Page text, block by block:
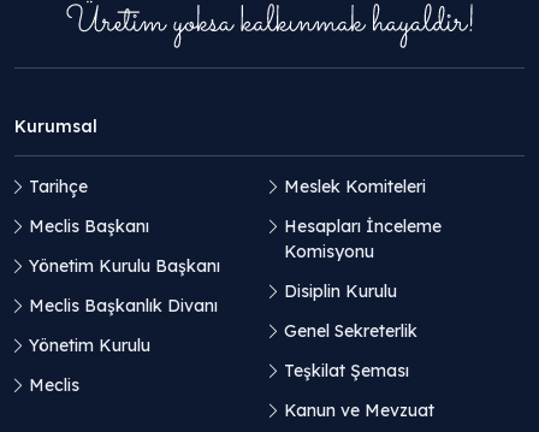
Kurumsal
Tarihçe
Meclis Başkanı
Yönetim Kurulu Başkanı
Meclis Başkanlık Divanı
Yönetim Kurulu
Meclis
Meslek Komiteleri
Hesapları İnceleme
Komisyonu
Disiplin Kurulu
Genel Sekreterlik
Teşkilat Şeması
Kanun ve Mevzuat